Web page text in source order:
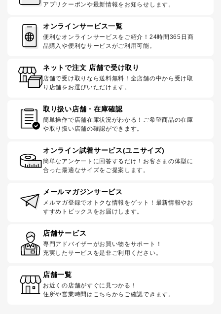
アプリクーポンや最新情報をお知らせします。
オンラインサービス一覧
便利なオンラインサービスをご紹介！24時間365日商
品購入や便利なサービスがご利用可能。
ネットで注文 店舗で受け取り
店舗で受け取りなら送料無料！全店舗の中から受け取
り店舗をお選びいただけます。
取り扱い店舗・在庫確認
簡単操作で店舗在庫状況がわかる！ご希望商品の在庫
や取り扱い店舗の確認ができます。
オンライン試着サービス(ユニサイズ)
簡単なアンケートに回答するだけ！お客さまの体型に
合った最適なサイズをご提案します。
メールマガジンサービス
メルマガ登録でオトクな情報をゲット！最新情報やお
すすめトピックスをお届けします。
店舗サービス
専門アドバイザーがお買い物をサポート！
充実したサービスを是非ご利用ください。
店舗一覧
お近くの店舗がすぐに見つかる！
住所や営業時間はこちらからご確認できます。